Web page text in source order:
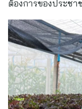
ต้องการของประช